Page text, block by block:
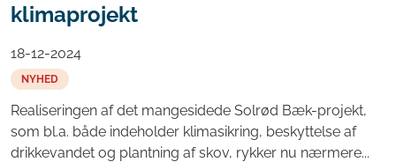
klimaprojekt
18-12-2024
NYHED
Realiseringen af det mangesidede Solrød Bæk-projekt,
som bl.a. både indeholder klimasikring, beskyttelse af
drikkevandet og plantning af skov, rykker nu nærmere...